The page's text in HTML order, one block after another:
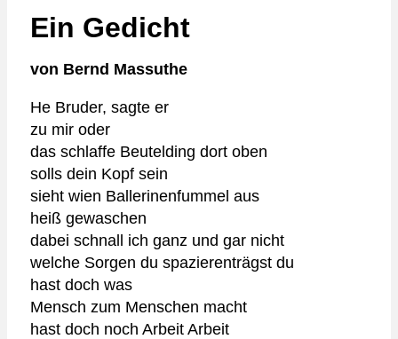
Ein Gedicht
von Bernd Massuthe
He Bruder, sagte er
zu mir oder
das schlaffe Beutelding dort oben
solls dein Kopf sein
sieht wien Ballerinenfummel aus
heiß gewaschen
dabei schnall ich ganz und gar nicht
welche Sorgen du spazierenträgst du
hast doch was
Mensch zum Menschen macht
hast doch noch Arbeit Arbeit